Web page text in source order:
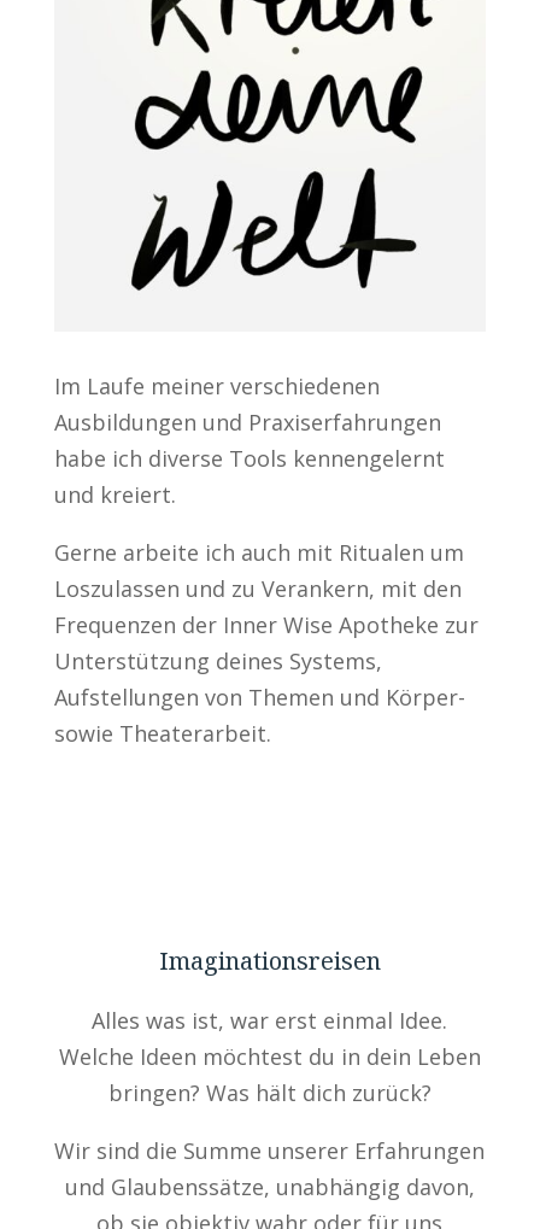
Im Laufe meiner verschiedenen
Ausbildungen und Praxiserfahrungen
habe ich diverse Tools kennengelernt
und kreiert.
Gerne arbeite ich auch mit Ritualen um
Loszulassen und zu Verankern, mit den
Frequenzen der Inner Wise Apotheke zur
Unterstützung deines Systems,
Aufstellungen von Themen und Körper-
sowie Theaterarbeit.
Imaginationsreisen
Alles was ist, war erst einmal Idee.
Welche Ideen möchtest du in dein Leben
bringen? Was hält dich zurück?
Wir sind die Summe unserer Erfahrungen
und Glaubenssätze, unabhängig davon,
ob sie objektiv wahr oder für uns